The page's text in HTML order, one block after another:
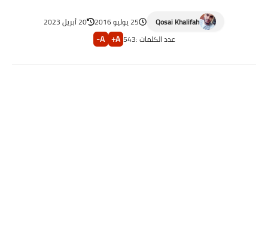
Qosai Khalifah 25 يوليو 2016
20 أبريل 2023
عدد الكلمات :543
A+
A-